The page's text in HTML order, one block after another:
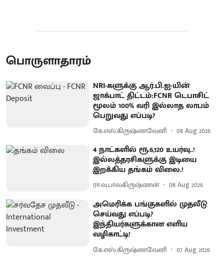
பொருளாதாரம்
NRI-களுக்கு ஆர்.பி.ஐ-யின்
ஜாக்பாட் திட்டம்:FCNR டெபாசிட்
மூலம் 100% வரி இல்லாத லாபம்
பெறுவது எப்படி?
கே.எஸ்.கிருஷ்ணவேனி 08 Aug 2026
4 நாட்களில் ரூ.6,120 உயர்வு..!
இல்லத்தரசிகளுக்கு இடியை
இறக்கிய தங்கம் விலை.!
ரா.வ.பாலகிருஷ்ணன் 08 Aug 2026
அமெரிக்க பங்குகளில் முதலீடு
செய்வது எப்படி?
இந்தியர்களுக்கான எளிய
வழிகாட்டி!
கே.எஸ்.கிருஷ்ணவேனி 07 Aug 2026